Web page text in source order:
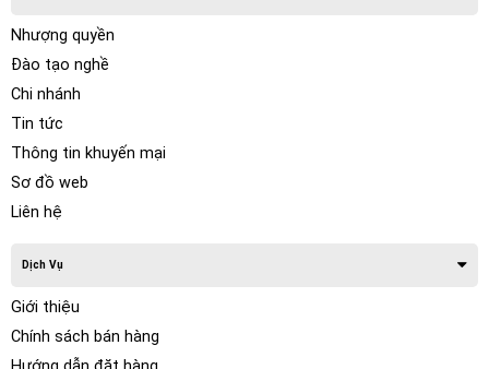
Chức năng đặc biệt của Mykey Bộ Đề
nổ từ xa cho xe Hyundai Tucson
xa dành cho Tucson
Với tính năng này, người lái có thể dùng chìa khóa hoặc
điện thoại để nổ máy trong khi cửa xe vẫn đóng. Điều này
Nhượng quyền
Đào tạo nghề
Chi nhánh
Tin tức
Thông tin khuyến mại
Sơ đồ web
Liên hệ
Dịch Vụ
Giới thiệu
Chính sách bán hàng